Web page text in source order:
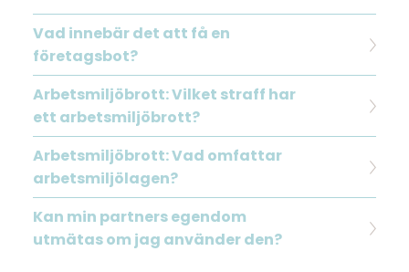
Vad innebär det att få en
företagsbot?
Arbetsmiljöbrott: Vilket straff har
ett arbetsmiljöbrott?
Arbetsmiljöbrott: Vad omfattar
arbetsmiljölagen?
Kan min partners egendom
utmätas om jag använder den?